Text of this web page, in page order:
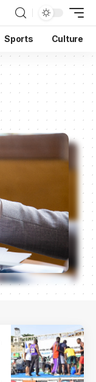
Sports Culture